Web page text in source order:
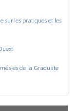
sur les pratiques et les
es de la Graduate